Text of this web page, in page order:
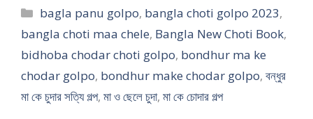
Categories
bagla panu golpo, bangla choti golpo 2023,
bangla choti maa chele, Bangla New Choti Book,
bidhoba chodar choti golpo, bondhur ma ke
chodar golpo, bondhur make chodar golpo, বন্ধুর
মা কে চুদার সত্যি গল্প, মা ও ছেলে চুদা, মা কে চোদার গল্প